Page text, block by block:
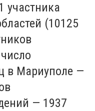
участника
(10125
в Мариуполе —
— 1937